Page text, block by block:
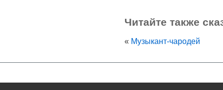
Читайте также
« Музыкант-чародей